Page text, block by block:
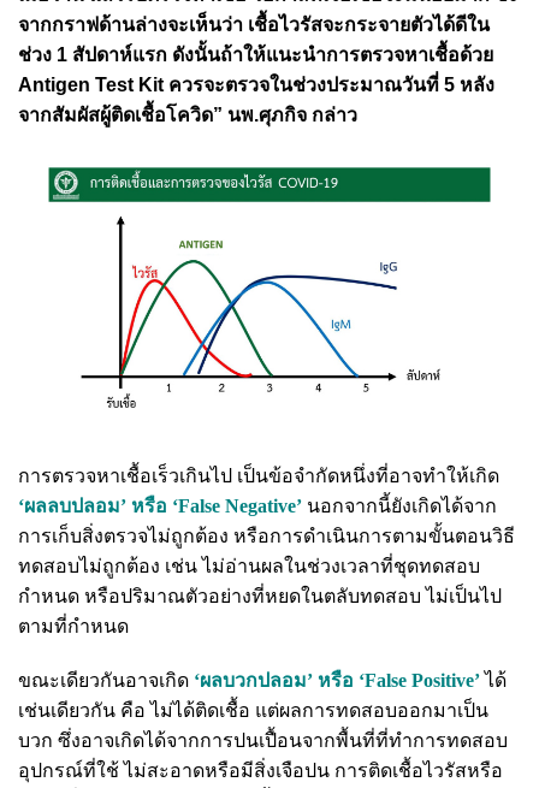
จากกราฟด้านล่างจะเห็นว่า เชื้อไวรัสจะกระจายตัวได้ดีใน
ช่วง 1 สัปดาห์แรก ดังนั้นถ้าให้แนะนำการตรวจหาเชื้อด้วย
Antigen Test Kit ควรจะตรวจในช่วงประมาณวันที่ 5 หลัง
จากสัมผัสผู้ติดเชื้อโควิด” นพ.ศุภกิจ กล่าว
การตรวจหาเชื้อเร็วเกินไป เป็นข้อจำกัดหนึ่งที่อาจทำให้เกิด
‘ผลลบปลอม’ หรือ ‘False Negative’ นอกจากนี้ยังเกิดได้จาก
การเก็บสิ่งตรวจไม่ถูกต้อง หรือการดำเนินการตามขั้นตอนวิธี
ทดสอบไม่ถูกต้อง เช่น ไม่อ่านผลในช่วงเวลาที่ชุดทดสอบ
กำหนด หรือปริมาณตัวอย่างที่หยดในตลับทดสอบ ไม่เป็นไป
ตามที่กำหนด
ขณะเดียวกันอาจเกิด ‘ผลบวกปลอม’ หรือ ‘False Positive’ ได้
เช่นเดียวกัน คือ ไม่ได้ติดเชื้อ แต่ผลการทดสอบออกมาเป็น
บวก ซึ่งอาจเกิดได้จากการปนเปื้อนจากพื้นที่ที่ทำการทดสอบ
อุปกรณ์ที่ใช้ ไม่สะอาดหรือมีสิ่งเจือปน การติดเชื้อไวรัสหรือ